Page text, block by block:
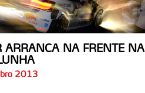
ARRANCA NA FRENTE NA
2013